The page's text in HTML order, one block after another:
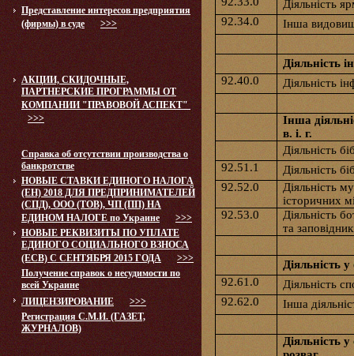
Представление интересов предприятия
(фирмы) в суде
>>>
АКЦИИ, СКИДОЧНЫЕ,
ПАРТНЕРСКИЕ ПРОГРАММЫ ОТ
КОМПАНИИ "ПРАВОВОЙ АСПЕКТ"
>>>
Справка об отсутствии производства о
банкротстве
НОВЫЕ СТАВКИ ЕДИНОГО НАЛОГА
(ЕН) 2018 ДЛЯ ПРЕДПРИНИМАТЕЛЕЙ
(СПД), ООО (ТОВ), ЧП (ПП) НА
ЕДИНОМ НАЛОГЕ по Украине
>>>
НОВЫЕ РЕКВИЗИТЫ ПО УПЛАТЕ
ЕДИНОГО СОЦИАЛЬНОГО ВЗНОСА
(ЕСВ) С СЕНТЯБРЯ 2015 ГОДА
>>>
Получение справок о несудимости по
всей Украине
ЛИЦЕНЗИРОВАНИЕ
>>>
Регистрация С.М.И. (ГАЗЕТ,
ЖУРНАЛОВ)
Діяльність
92.34.0
Інша
Діяльність
92.40.0
Діяльність
Інша
в. і. г.
Діяльність
92.51.1
Діяльність
92.52.0
Діяльність
історичних
92.53.0
Діяльність
та
Діяльність
92.61.0
Діяльність
92.62.0
Інша
Діяльність